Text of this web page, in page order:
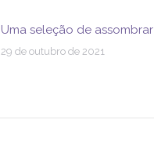
Uma seleção de assombrar
29 de outubro de 2021